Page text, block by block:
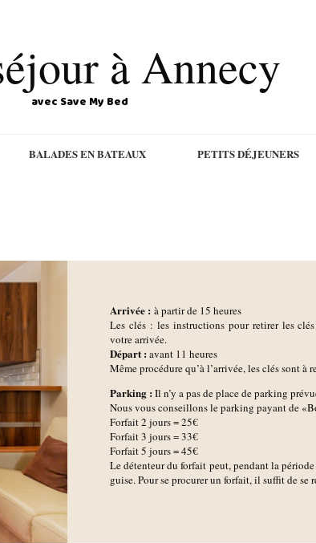
à Annecy
avec Save My Bed
BALADES EN BATEAUX PETITS DÉJEUNERS
Arrivée : à partir de 15 heures
Les clés : les instructions pour retirer les
votre arrivée.
Départ : avant 11 heures
Même procédure qu’à l’arrivée, les clés sont à
Parking : Il n’y a pas de place de parking
Nous vous conseillons le parking payant de
Forfait 2 jours = 25€
Forfait 3 jours = 33€
Forfait 5 jours = 45€
Le détenteur du forfait peut, pendant la
guise. Pour se procurer un forfait, il suffit de se